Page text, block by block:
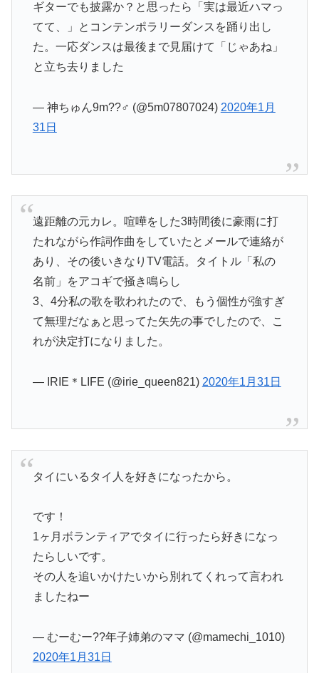
ギターでも披露か？と思ったら「実は最近ハマっ
てて、」とコンテンポラリーダンスを踊り出し
た。一応ダンスは最後まで見届けて「じゃあね」
と立ち去りました
— 神ちゅん9m??♂ (@5m07807024) 2020年1月
31日
遠距離の元カレ。喧嘩をした3時間後に豪雨に打
たれながら作詞作曲をしていたとメールで連絡が
あり、その後いきなりTV電話。タイトル「私の
名前」をアコギで掻き鳴らし
3、4分私の歌を歌われたので、もう個性が強すぎ
て無理だなぁと思ってた矢先の事でしたので、こ
れが決定打になりました。
— IRIE＊LIFE (@irie_queen821) 2020年1月31日
タイにいるタイ人を好きになったから。
です！
1ヶ月ボランティアでタイに行ったら好きになっ
たらしいです。
その人を追いかけたいから別れてくれって言われ
ましたねー
— むーむー??年子姉弟のママ (@mamechi_1010)
2020年1月31日